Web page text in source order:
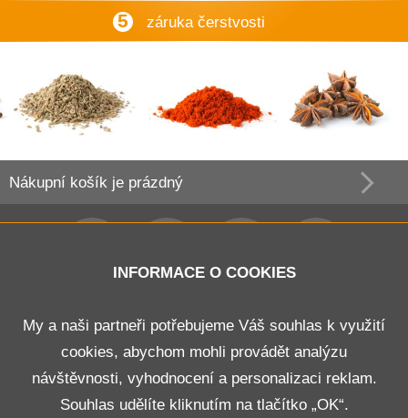
5 záruka čerstvosti
Nákupní košík je prázdný
Obchodní podmínky
Doprava a platba
Odstoupení od smlouvy
INFORMACE O COOKIES
My a naši partneři potřebujeme Váš souhlas k využití
cookies, abychom mohli provádět analýzu
návštěvnosti, vyhodnocení a personalizaci reklam.
Souhlas udělíte kliknutím na tlačítko „OK“.